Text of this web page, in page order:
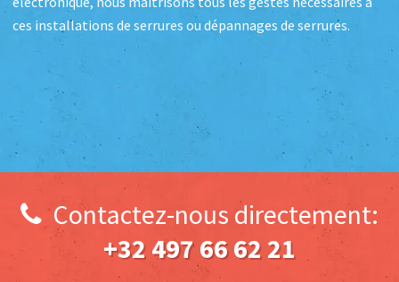
ces installations de serrures ou dépannages de serrures.
Contactez-nous directement:
+32 497 66 62 21